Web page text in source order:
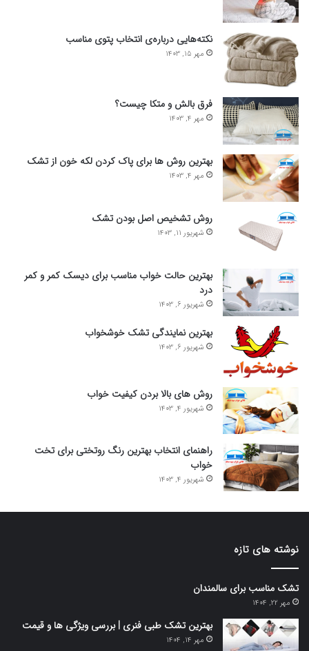
نکته‌هایی درباره‌ی انتخاب پتوی مناسب
مهر 15, 1403
فرق بالش و متکا چیست؟
مهر 4, 1403
بهترین روش ها برای پاک کردن لکه خون از تشک
مهر 4, 1403
روش تشخیص اصل بودن تشک
شهریور 11, 1403
بهترین حالت خواب مناسب برای دیسک کمر و کمر
درد
شهریور 6, 1403
بهترین نمایندگی تشک خوشخواب
شهریور 6, 1403
روش های بالا بردن کیفیت خواب
شهریور 4, 1403
راهنمای انتخاب بهترین رنگ روتختی برای تخت
خواب
شهریور 4, 1403
نوشته های تازه
تشک مناسب برای سالمندان
مهر 22, 1404
بهترین تشک طبی فنری | بررسی ویژگی ها و قیمت
مهر 14, 1404